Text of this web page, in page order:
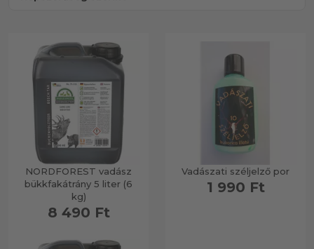
Elsősegély
Figyelemfelhívás
Kürtök & sípok
Lesvadászat
NORDFOREST vadász
bükkfakátrány 5 liter (6
kg)
8 490 Ft
Vadászati széljelző por
1 990 Ft